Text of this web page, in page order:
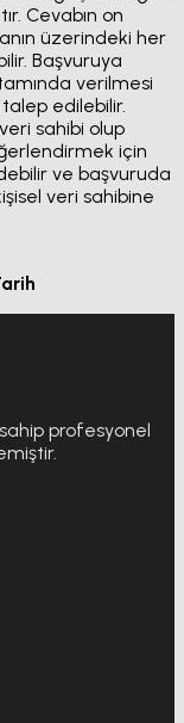
Cevabın on
üzerindeki her
Başvuruya
verilmesi
edilebilir.
sahibi olup
için
ve başvuruda
veri sahibine
profesyonel